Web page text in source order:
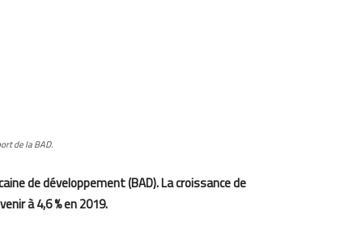
de la BAD.
de développement (BAD). La croissance de
à 4,6 % en 2019.